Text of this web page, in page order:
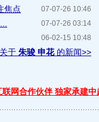
07-07-26 10:46
焦点
07-07-26 03:14
06-02-15 10:48
于 朱骏 申花的新闻>>
网合作伙伴 独家承建中